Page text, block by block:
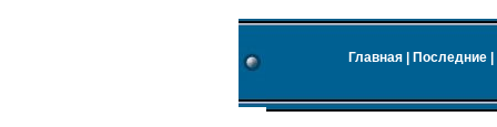
Главная Последние